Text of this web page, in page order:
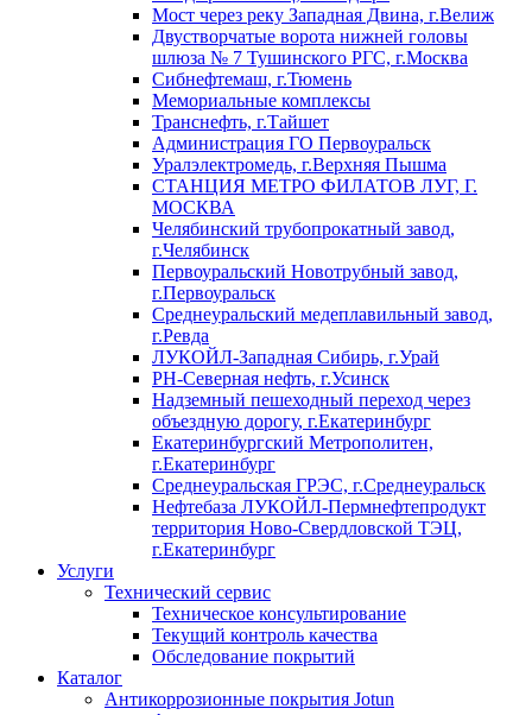
Мост через реку Западная Двина, г.Велиж
Двустворчатые ворота нижней головы
шлюза № 7 Тушинского РГС, г.Москва
Сибнефтемаш, г.Тюмень
Мемориальные комплексы
Транснефть, г.Тайшет
Администрация ГО Первоуральск
Уралэлектромедь, г.Верхняя Пышма
СТАНЦИЯ МЕТРО ФИЛАТОВ ЛУГ, Г.
МОСКВА
Челябинский трубопрокатный завод,
г.Челябинск
Первоуральский Новотрубный завод,
г.Первоуральск
Среднеуральский медеплавильный завод,
г.Ревда
ЛУКОЙЛ-Западная Сибирь, г.Урай
РН-Северная нефть, г.Усинск
Надземный пешеходный переход через
объездную дорогу, г.Екатеринбург
Екатеринбургский Метрополитен,
г.Екатеринбург
Среднеуральская ГРЭС, г.Среднеуральск
Нефтебаза ЛУКОЙЛ-Пермнефтепродукт
территория Ново-Свердловской ТЭЦ,
г.Екатеринбург
Услуги
Технический сервис
Техническое консультирование
Текущий контроль качества
Обследование покрытий
Каталог
Антикоррозионные покрытия Jotun